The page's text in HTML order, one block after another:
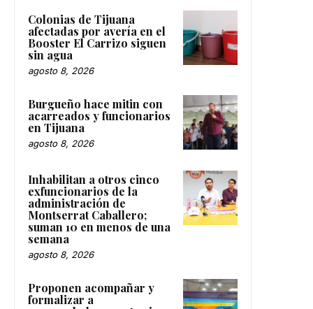
Colonias de Tijuana
afectadas por avería en el
Booster El Carrizo siguen
sin agua
agosto 8, 2026
Burgueño hace mitin con
acarreados y funcionarios
en Tijuana
agosto 8, 2026
Inhabilitan a otros cinco
exfuncionarios de la
administración de
Montserrat Caballero;
suman 10 en menos de una
semana
agosto 8, 2026
Proponen acompañar y
formalizar a